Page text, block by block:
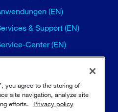
(EN)
& Support (EN)
Center (EN)
(EN)
Abonnement
you agree to the storing of
site navigation, analyze site
efforts.
Privacy policy